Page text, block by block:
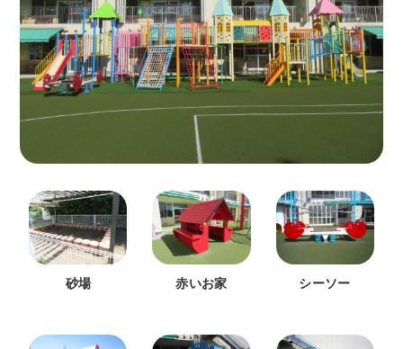
砂場 赤いお家 シーソー